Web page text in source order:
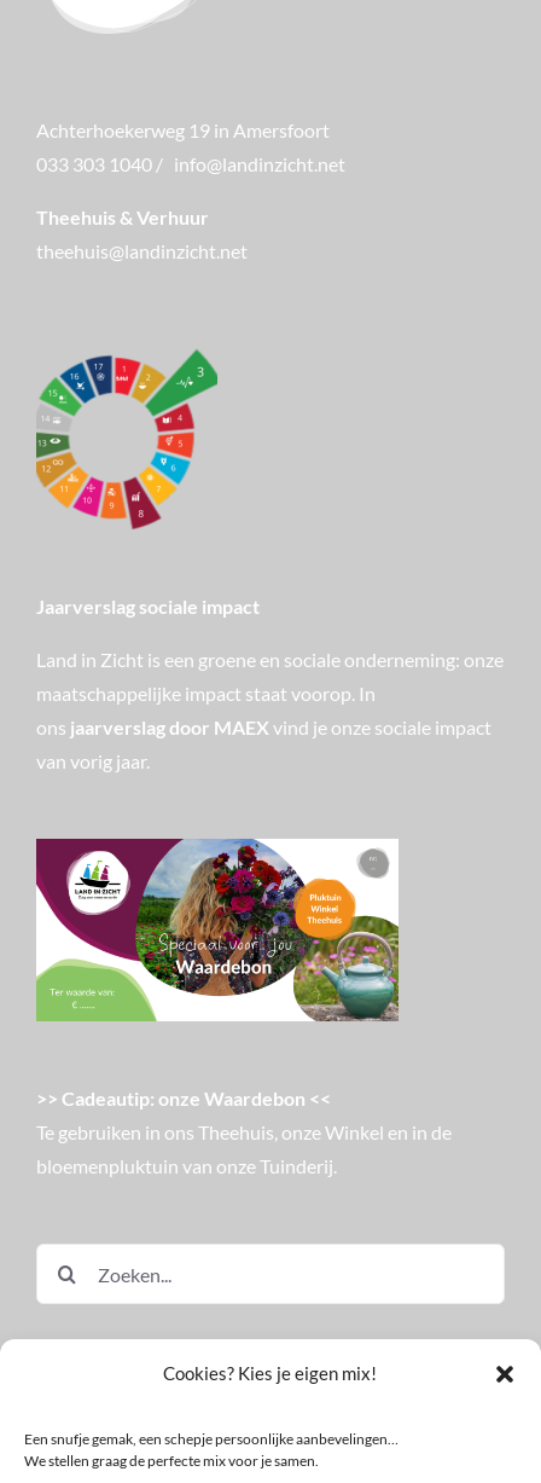
Cookies? Kies je eigen mix!
Een snufje gemak, een schepje persoonlijke aanbevelingen…
We stellen graag de perfecte mix voor je samen.
Achterhoekerweg 19 in Amersfoort
033 303 1040 / info@landinzicht.net
Theehuis & Verhuur
theehuis@landinzicht.net
Jaarverslag sociale impact
Land in Zicht is een groene en sociale onderneming: onze
maatschappelijke impact staat voorop. In
ons jaarverslag door MAEX vind je onze sociale impact
van vorig jaar.
>> Cadeautip: onze Waardebon <<
Te gebruiken in ons Theehuis, onze Winkel en in de
bloemenpluktuin van onze Tuinderij.